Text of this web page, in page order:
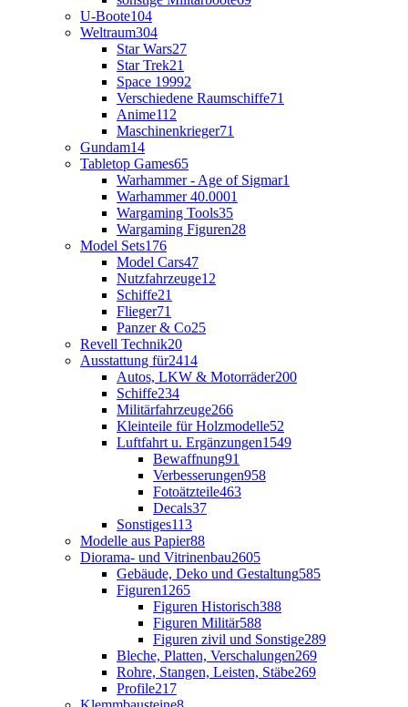
U-Boote104
Weltraum304
Star Wars27
Star Trek21
Space 19992
Verschiedene Raumschiffe71
Anime112
Maschinenkrieger71
Gundam14
Tabletop Games65
Warhammer - Age of Sigmar1
Warhammer 40.0001
Wargaming Tools35
Wargaming Figuren28
Model Sets176
Model Cars47
Nutzfahrzeuge12
Schiffe21
Flieger71
Panzer & Co25
Revell Technik20
Ausstattung für2414
Autos, LKW & Motorräder200
Schiffe234
Militärfahrzeuge266
Kleinteile für Holzmodelle52
Luftfahrt u. Ergänzungen1549
Bewaffnung91
Verbesserungen958
Fotoätzteile463
Decals37
Sonstiges113
Modelle aus Papier88
Diorama- und Vitrinenbau2605
Gebäude, Deko und Gestaltung585
Figuren1265
Figuren Historisch388
Figuren Militär588
Figuren zivil und Sonstige289
Bleche, Platten, Verschalungen269
Rohre, Stangen, Leisten, Stäbe269
Profile217